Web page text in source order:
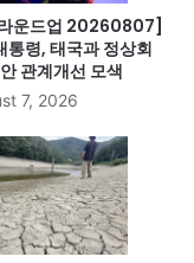
운드업 20260807]
통령, 태국과 정상회
관계개선 모색
7, 2026